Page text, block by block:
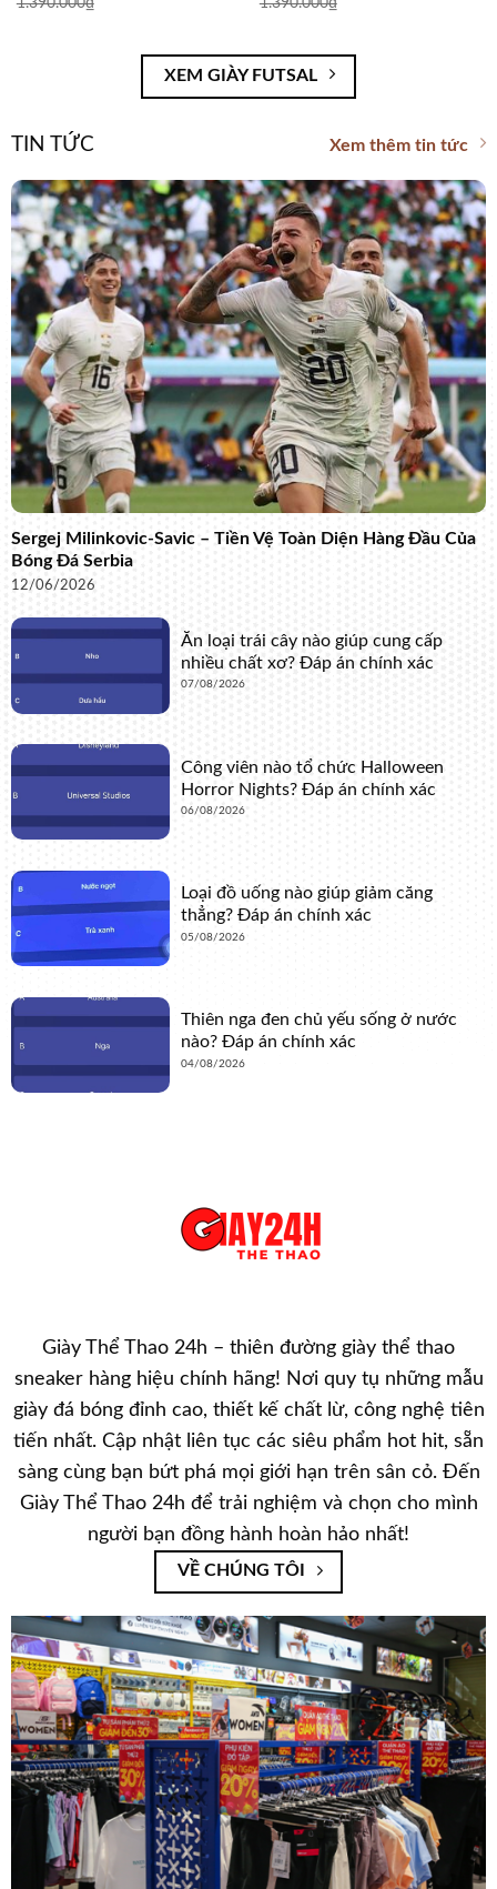
1.390.000₫ 1.390.000₫
XEM GIÀY FUTSAL
TIN TỨC Xem thêm tin tức
Sergej Milinkovic-Savic – Tiền Vệ Toàn Diện Hàng Đầu Của
Bóng Đá Serbia
12/06/2026
Ăn loại trái cây nào giúp cung cấp
nhiều chất xơ? Đáp án chính xác
07/08/2026
Công viên nào tổ chức Halloween
Horror Nights? Đáp án chính xác
06/08/2026
Loại đồ uống nào giúp giảm căng
thẳng? Đáp án chính xác
05/08/2026
Thiên nga đen chủ yếu sống ở nước
nào? Đáp án chính xác
04/08/2026
Giày Thể Thao 24h – thiên đường giày thể thao
sneaker hàng hiệu chính hãng! Nơi quy tụ những mẫu
giày đá bóng đỉnh cao, thiết kế chất lừ, công nghệ tiên
tiến nhất. Cập nhật liên tục các siêu phẩm hot hit, sẵn
sàng cùng bạn bứt phá mọi giới hạn trên sân cỏ. Đến
Giày Thể Thao 24h để trải nghiệm và chọn cho mình
người bạn đồng hành hoàn hảo nhất!
VỀ CHÚNG TÔI